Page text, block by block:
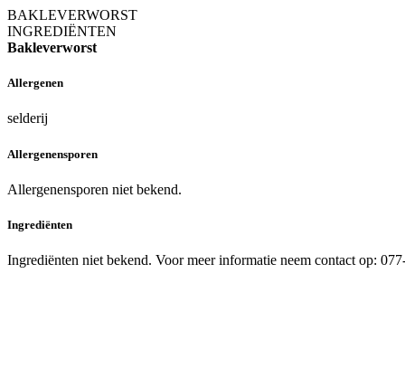
BAKLEVERWORST
INGREDIËNTEN
Bakleverworst
Allergenen
selderij
Allergenensporen
Allergenensporen niet bekend.
Ingrediënten
Ingrediënten niet bekend. Voor meer informatie neem contact op: